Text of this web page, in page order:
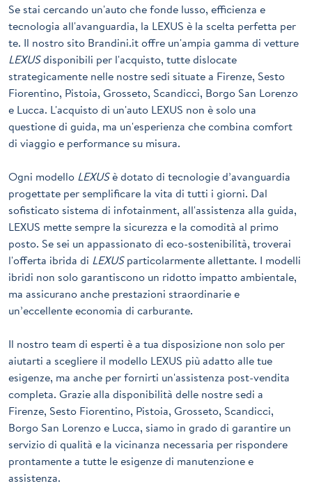
Se stai cercando un'auto che fonde lusso, efficienza e
tecnologia all'avanguardia, la LEXUS è la scelta perfetta per
te. Il nostro sito Brandini.it offre un'ampia gamma di vetture
LEXUSdisponibili per l'acquisto, tutte dislocate
strategicamente nelle nostre sedi situate a Firenze, Sesto
Fiorentino, Pistoia, Grosseto, Scandicci, Borgo San Lorenzo
e Lucca. L'acquisto di un'auto LEXUS non è solo una
questione di guida, ma un'esperienza che combina comfort
di viaggio e performance su misura.
Ogni modello LEXUSè dotato di tecnologie d’avanguardia
progettate per semplificare la vita di tutti i giorni. Dal
sofisticato sistema di infotainment, all'assistenza alla guida,
LEXUS mette sempre la sicurezza e la comodità al primo
posto. Se sei un appassionato di eco-sostenibilità, troverai
l'offerta ibrida di LEXUSparticolarmente allettante. I modelli
ibridi non solo garantiscono un ridotto impatto ambientale,
ma assicurano anche prestazioni straordinarie e
un’eccellente economia di carburante.
Il nostro team di esperti è a tua disposizione non solo per
aiutarti a scegliere il modello LEXUS più adatto alle tue
esigenze, ma anche per fornirti un'assistenza post-vendita
completa. Grazie alla disponibilità delle nostre sedi a
Firenze, Sesto Fiorentino, Pistoia, Grosseto, Scandicci,
Borgo San Lorenzo e Lucca, siamo in grado di garantire un
servizio di qualità e la vicinanza necessaria per rispondere
prontamente a tutte le esigenze di manutenzione e
assistenza.